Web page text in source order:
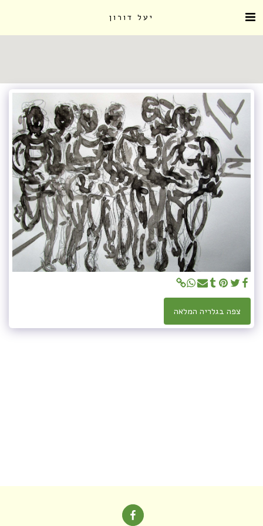
יעל דורון
צפה בגלריה המלאה